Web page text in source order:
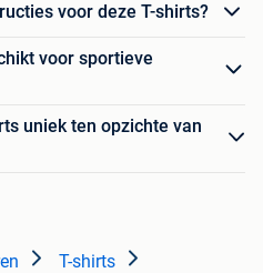
voor deze T-shirts?
voor sportieve
uniek ten opzichte van
T-shirts